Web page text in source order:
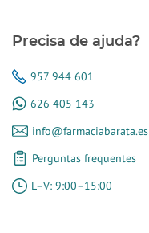
Precisa de ajuda?
957 944 601
626 405 143
info@farmaciabarata.es
Perguntas frequentes
L–V: 9:00–15:00